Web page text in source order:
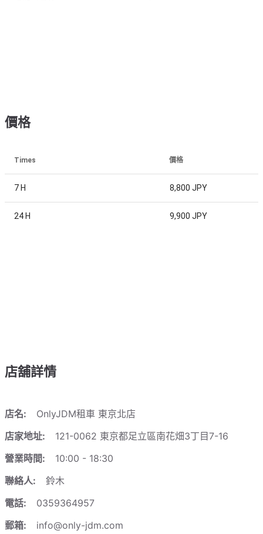
價格
Times 價格
7 H 8,800 JPY
24 H 9,900 JPY
店舖詳情
店名:
OnlyJDM租車 東京北店
店家地址:
121-0062 東京都足立區南花畑3丁目7-16
營業時間:
10:00 - 18:30
聯絡人:
鈴木
電話:
0359364957
郵箱:
info@only-jdm.com